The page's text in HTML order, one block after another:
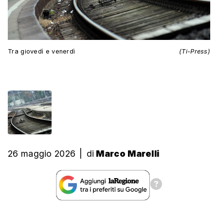
Tra giovedì e venerdì (Ti-Press)
26 maggio 2026 di Marco Marelli